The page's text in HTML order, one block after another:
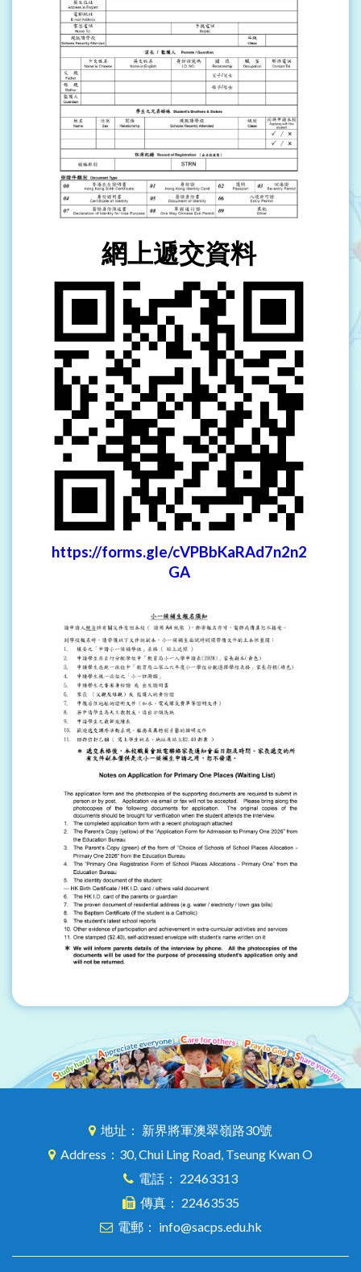
網上遞交資料
https://forms.gle/cVPBbKaRAd7n2n2
GA
地址： 新界將軍澳翠嶺路30號
Address：30, Chui Ling Road, Tseung Kwan O
電話： 22463313
傳真： 22463535
電郵： info@sacps.edu.hk